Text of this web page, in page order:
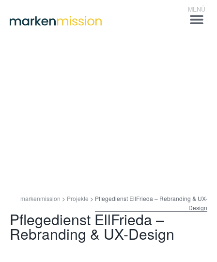
markenmission > Projekte > Pflegedienst EllFrieda – Rebranding & UX-
Design
Pflegedienst EllFrieda –
Rebranding & UX-Design